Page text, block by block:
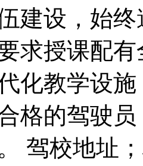
建设，始
求授课配
化教学设
格的驾驶
驾校地址